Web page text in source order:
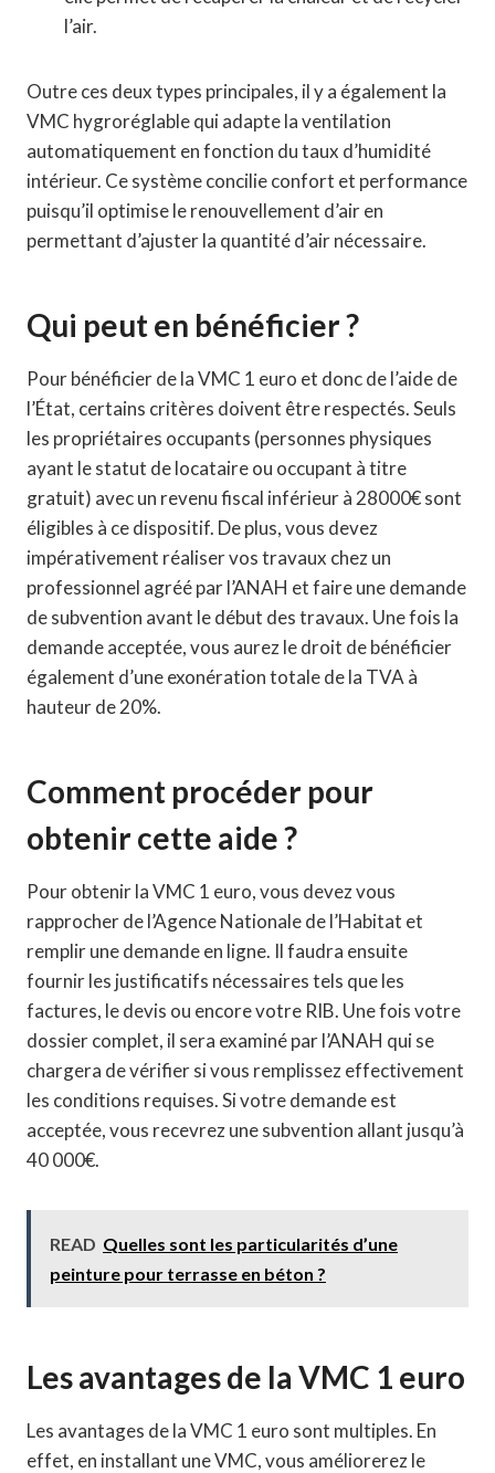
l’air.
Outre ces deux types principales, il y a également la
VMC hygroréglable qui adapte la ventilation
automatiquement en fonction du taux d’humidité
intérieur. Ce système concilie confort et performance
puisqu’il optimise le renouvellement d’air en
permettant d’ajuster la quantité d’air nécessaire.
Qui peut en bénéficier ?
Pour bénéficier de la VMC 1 euro et donc de l’aide de
l’État, certains critères doivent être respectés. Seuls
les propriétaires occupants (personnes physiques
ayant le statut de locataire ou occupant à titre
gratuit) avec un revenu fiscal inférieur à 28000€ sont
éligibles à ce dispositif. De plus, vous devez
impérativement réaliser vos travaux chez un
professionnel agréé par l’ANAH et faire une demande
de subvention avant le début des travaux. Une fois la
demande acceptée, vous aurez le droit de bénéficier
également d’une exonération totale de la TVA à
hauteur de 20%.
Comment procéder pour
obtenir cette aide ?
Pour obtenir la VMC 1 euro, vous devez vous
rapprocher de l’Agence Nationale de l’Habitat et
remplir une demande en ligne. Il faudra ensuite
fournir les justificatifs nécessaires tels que les
factures, le devis ou encore votre RIB. Une fois votre
dossier complet, il sera examiné par l’ANAH qui se
chargera de vérifier si vous remplissez effectivement
les conditions requises. Si votre demande est
acceptée, vous recevrez une subvention allant jusqu’à
40 000€.
READ Quelles sont les particularités d’une
peinture pour terrasse en béton ?
Les avantages de la VMC 1 euro
Les avantages de la VMC 1 euro sont multiples. En
effet, en installant une VMC, vous améliorerez le